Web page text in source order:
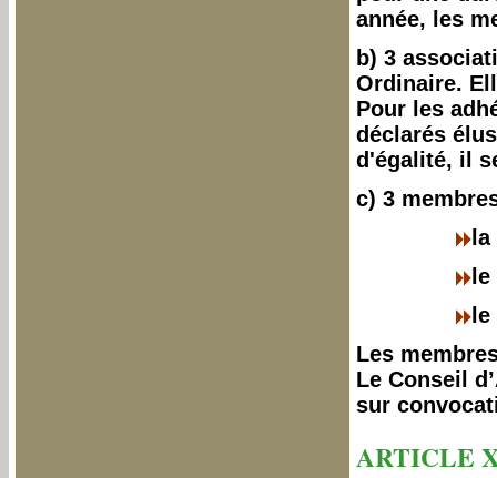
année, les
b) 3
Ordinaire.
Pour les
déclarés
d'égalité, il
c) 3
Les
Le Conseil
sur
ARTICLE